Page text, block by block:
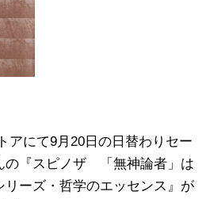
アにて9月20日の日替わりセー
の『スピノザ 「無神論者」は
リーズ・哲学のエッセンス』が